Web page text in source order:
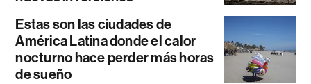
Estas son las ciudades de
América Latina donde el calor
nocturno hace perder más horas
de sueño